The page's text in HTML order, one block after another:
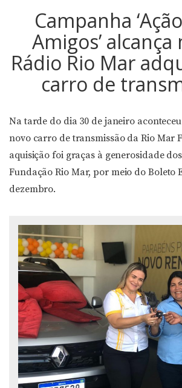
Campanha
Amigos’
Rádio Rio Mar
carro de
Na tarde do dia 30 de janeiro
novo carro de transmissão da Rio Mar
aquisição foi graças à generosidade
Fundação Rio Mar, por meio do Boleto
dezembro.